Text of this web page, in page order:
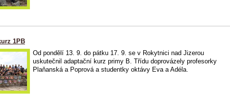
1PB
Od pondělí 13. 9. do pátku 17. 9. sev Rokytnici nad Jizerou
uskutečnil adaptační kurz primy B. Třídu doprovázely profesorky
Plaňanská a Poprová a studentky oktávy Eva a Adéla.